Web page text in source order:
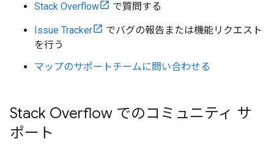
Stack Overflow で質問する
Issue Tracker
でバグの報告または機能リクエスト
を行う
マップのサポートチームに問い合わせる
Stack Overflow でのコミュニティ サ
ポート